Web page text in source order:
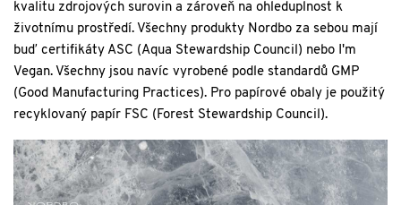
kvalitu zdrojových surovin a zároveň na ohleduplnost k
životnímu prostředí. Všechny produkty Nordbo za sebou mají
buď certifikáty ASC (Aqua Stewardship Council) nebo I'm
Vegan. Všechny jsou navíc vyrobené podle standardů GMP
(Good Manufacturing Practices). Pro papírové obaly je použitý
recyklovaný papír FSC (Forest Stewardship Council).